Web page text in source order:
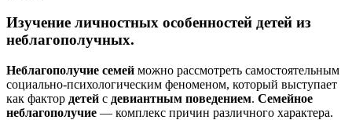
Изучение личностных особенностей детей из
неблагополучных.
Неблагополучие семей можно рассмотреть самостоятельным
социально-психологическим феноменом, который выступает
как фактор детей с девиантным поведением. Семейное
неблагополучие — комплекс причин различного характера.